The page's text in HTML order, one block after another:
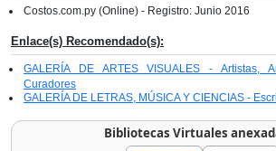
Costos.com.py (Online) - Registro: Junio 2016
Enlace(s) Recomendado(s):
GALERÍA DE ARTES VISUALES - Artistas,
Curadores
GALERÍA DE LETRAS, MÚSICA Y CIENCIAS -
Bibliotecas Virtuales